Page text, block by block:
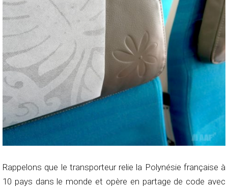
Rappelons que le transporteur relie la Polynésie française à
10 pays dans le monde et opère en partage de code avec